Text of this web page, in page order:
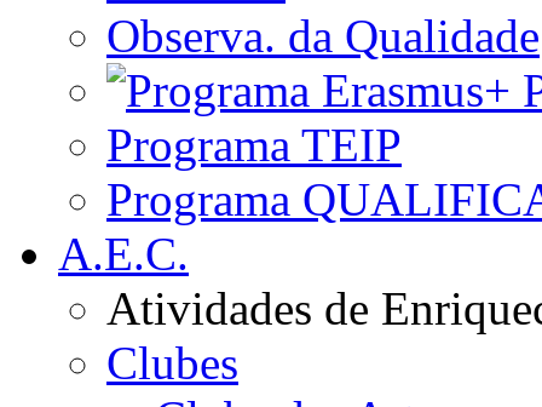
Observa. da Qualidade
Programa TEIP
Programa
A.E.C.
Atividades de
Clubes